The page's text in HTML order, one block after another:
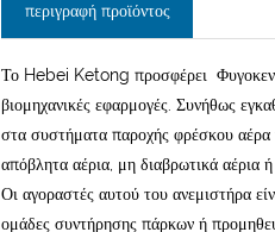
περιγραφή προϊόντος
Το Hebei Ketong προσφέρει
βιομηχανικές εφαρμογές. Συνήθως
στα συστήματα παροχής φρέσκου αέρα
απόβλητα αέρια, μη διαβρωτικά αέρια
Οι αγοραστές αυτού του ανεμιστήρα
ομάδες συντήρησης πάρκων ή